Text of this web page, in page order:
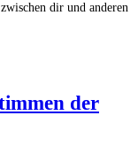
dir und anderen
der